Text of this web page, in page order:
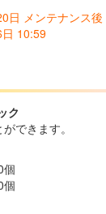
日 メンテナンス後
10:59
ク
できます。
個
個